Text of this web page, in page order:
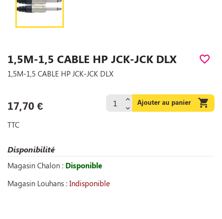
1,5M-1,5 CABLE HP JCK-JCK DLX favorite_border
1,5M-1,5 CABLE HP JCK-JCK DLX
17,70 € Ajouter au panier 
TTC
Disponibilité
Magasin Chalon : Disponible
Magasin Louhans : Indisponible